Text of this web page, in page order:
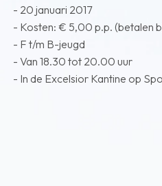
- 20 januari 2017
- Kosten: € 5,00 p.p. (betalen
- F t/m B-jeugd
- Van 18.30 tot 20.00 uur
- In de Excelsior Kantine op